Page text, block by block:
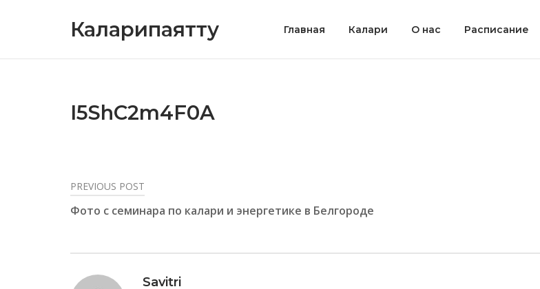
Каларипаятту Главная Калари О нас Расписание
I5ShC2m4F0A
Навигация
записям
PREVIOUS POST
Фото с семинара по калари и энергетике в Белгороде
Savitri